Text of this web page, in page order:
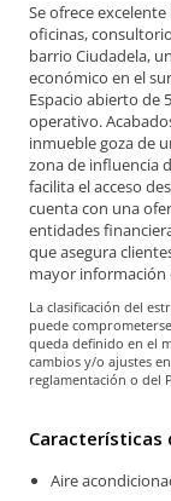
Se ofrece
oficinas,
barrio Ciudadela,
económico en el
Espacio abierto de
operativo.
inmueble goza de
zona de influencia
facilita el acceso
cuenta con una
entidades
que asegura
mayor información
La clasificación del
puede
queda definido en el
cambios y/o ajustes
reglamentación o del
Características
Aire